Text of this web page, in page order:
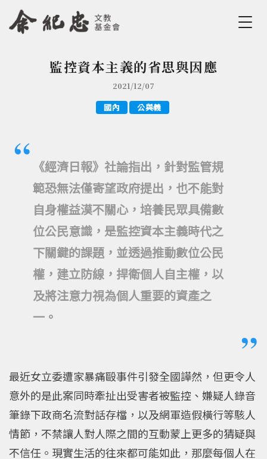
Jump to Navigation
Jump to Main content
您在這裡監控資本主義的省思與因應
2021/12/07
國內 公與義
《經濟日報》社論指出，針對監管規
範恐無法僅寄望政府提出，也不能對
自身權益漠不關心，培養民眾具備數
位公民意識，是監控資本主義時代之
下關鍵的課題，並透過推動數位公民
權，建立防線，捍衛個人自主權，以
及將注意力視為個人重要的資產之
一。
最近女立委遭家暴痛毆事件引發全國譁然，但更令人
意外的是此案同時牽扯出受害者被監控、嫌疑人錄音
筆錄下政商名流對話存檔，以及網軍造假橫行等駭人
情節，不禁讓人對人際之間的互動蒙上更多的猜疑與
不信任。現實生活的往來都可能如此，那麼每個人在